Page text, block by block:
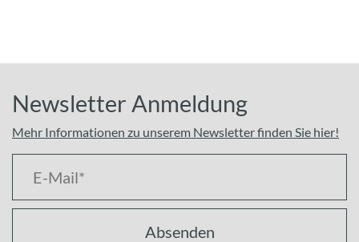
Newsletter Anmeldung
Mehr Informationen zu unserem Newsletter finden Sie hier!
Absenden